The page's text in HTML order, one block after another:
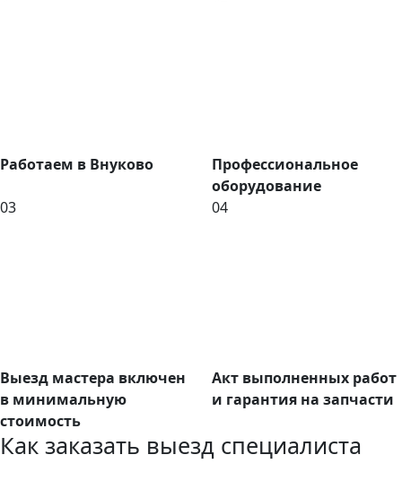
Работаем в Внуково
Профессиональное
оборудование
03
Выезд мастера включен
в минимальную
стоимость
04
Акт выполненных работ
и гарантия на запчасти
Как заказать выезд специалиста